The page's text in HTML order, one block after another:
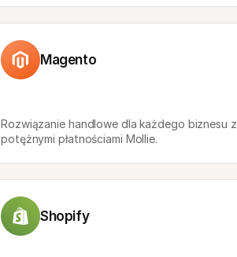
Magento
Rozwiązanie handlowe dla każdego biznesu z
potężnymi płatnościami Mollie.
Shopify